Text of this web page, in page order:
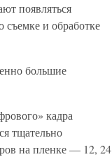
появляться
и обработке
большие
кадра
тщательно
на пленке — 12, 24